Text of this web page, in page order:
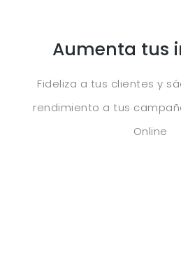
Aumenta tus
Fideliza a tus clientes y
rendimiento a tus
Online